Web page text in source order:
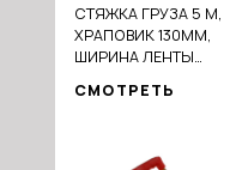
СТЯЖКА ГРУЗА 5 М,
ХРАПОВИК 130ММ,
ШИРИНА ЛЕНТЫ
КРЮКИ,
СМОТРЕТЬ